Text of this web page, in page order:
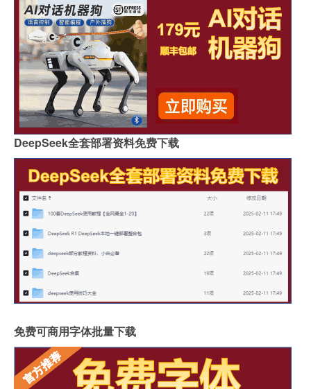
DeepSeek全套部署资料免费下载
免费可商用字体批量下载